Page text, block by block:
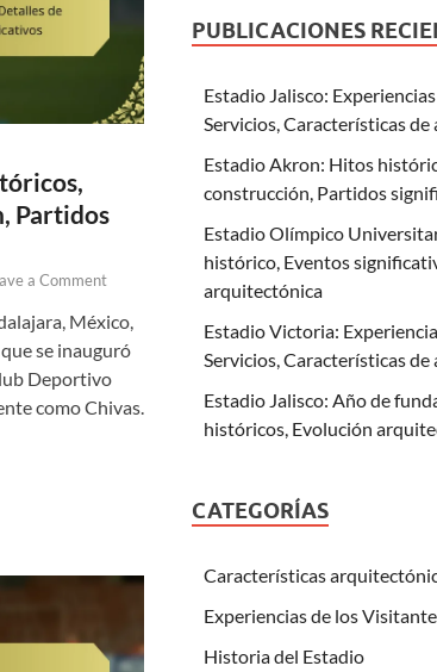
Partidos
a Comment
México,
se inauguró
Deportivo
como Chivas.
PUBLICACIONES
Estadio Jalisco:
Servicios, Características de
Estadio Akron: Hitos
construcción, Partidos
Estadio Olímpico
histórico, Eventos
arquitectónica
Estadio Victoria:
Servicios, Características de
Estadio Jalisco: Año de
históricos, Evolución
CATEGORÍAS
Características
Experiencias de los
Historia del Estadio